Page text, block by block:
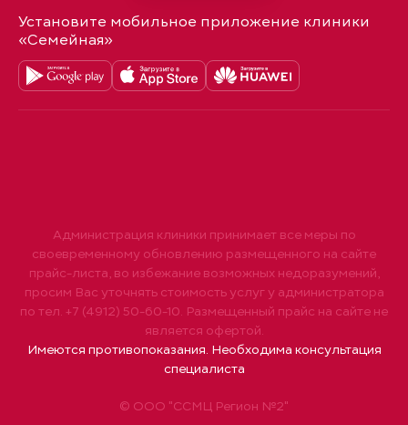
Установите мобильное приложение клиники
«Семейная»
© ООО "ССМЦ Регион №2"
Администрация клиники принимает все меры по
своевременному обновлению размещенного на сайте
прайс-листа, во избежание возможных недоразумений,
просим Вас уточнять стоимость услуг у администратора
по тел. +7 (4912) 50-60-10. Размещенный прайс на сайте не
является офертой.
Имеются противопоказания. Необходима консультация
специалиста